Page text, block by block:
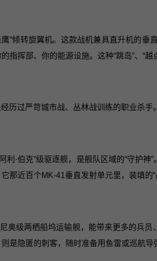
鹰”倾转旋翼机。这款战机兼具直升机的
指挥部、你的能源设施。这种“跳岛”、“
历过严苛城市战、丛林战训练的职业杀手
利·伯克”级驱逐舰，是舰队区域的“守护
那近百个MK-41垂直发射单元里，装填的
奥级两栖船坞运输舰，能带来更多的兵
是隐匿的刺客，随时准备用鱼雷或巡航导